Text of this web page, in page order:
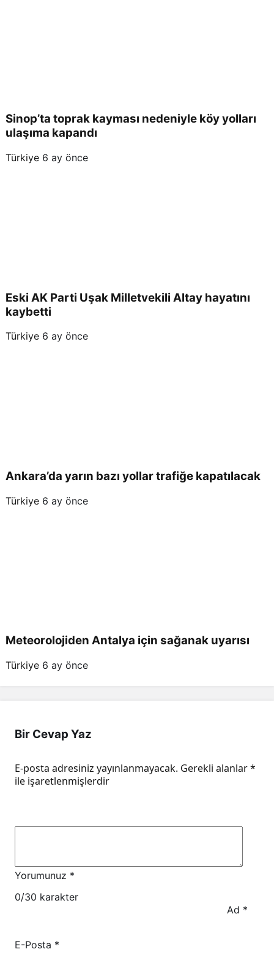
Sinop’ta toprak kayması nedeniyle köy yolları
ulaşıma kapandı
Türkiye 6 ay önce
Eski AK Parti Uşak Milletvekili Altay hayatını
kaybetti
Türkiye 6 ay önce
Ankara’da yarın bazı yollar trafiğe kapatılacak
Türkiye 6 ay önce
Meteorolojiden Antalya için sağanak uyarısı
Türkiye 6 ay önce
Bir Cevap Yaz
E-posta adresiniz yayınlanmayacak. Gerekli alanlar*
ile işaretlenmişlerdir
Yorumunuz *
0/30 karakter
Ad *
E-Posta *